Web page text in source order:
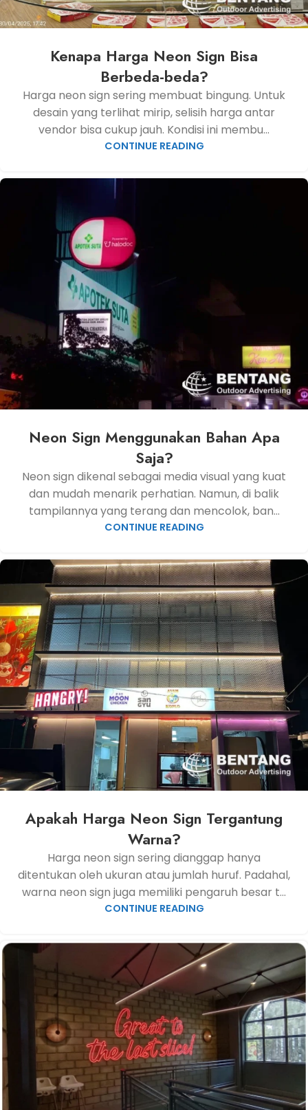
Kenapa Harga Neon Sign Bisa
Berbeda-beda?
Harga neon sign sering membuat bingung. Untuk
desain yang terlihat mirip, selisih harga antar
vendor bisa cukup jauh. Kondisi ini membu...
CONTINUE READING
Neon Sign Menggunakan Bahan Apa
Saja?
Neon sign dikenal sebagai media visual yang kuat
dan mudah menarik perhatian. Namun, di balik
tampilannya yang terang dan mencolok, ban...
CONTINUE READING
Apakah Harga Neon Sign Tergantung
Warna?
Harga neon sign sering dianggap hanya
ditentukan oleh ukuran atau jumlah huruf. Padahal,
warna neon sign juga memiliki pengaruh besar t...
CONTINUE READING